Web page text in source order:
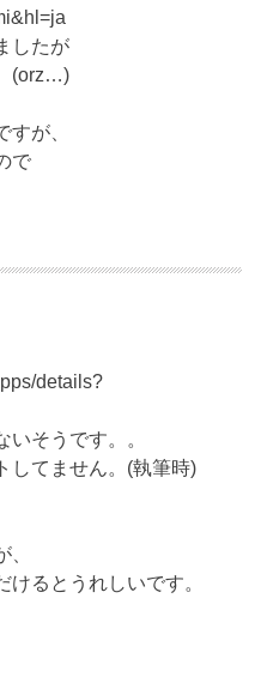
したが
(orz…)
が、
で
details?
そうです。。
してません。(執筆時)
るとうれしいです。